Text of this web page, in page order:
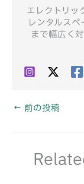
エレクトリッ
レンタルス
まで幅広く
← 前の投稿